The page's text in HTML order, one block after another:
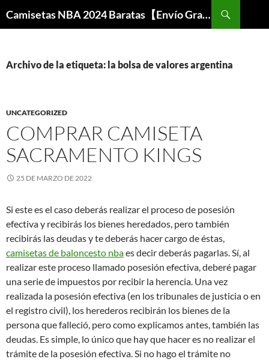
Camisetas NBA 2024 Baratas【Envío Gratis】
Archivo de la etiqueta: la bolsa de valores argentina
UNCATEGORIZED
COMPRAR CAMISETA
SACRAMENTO KINGS
25 DE MARZO DE 2022
Si este es el caso deberás realizar el proceso de posesión
efectiva y recibirás los bienes heredados, pero también
recibirás las deudas y te deberás hacer cargo de éstas,
camisetas de baloncesto nbaes decir deberás pagarlas. Sí, al
realizar este proceso llamado posesión efectiva, deberé pagar
una serie de impuestos por recibir la herencia. Una vez
realizada la posesión efectiva (en los tribunales de justicia o en
el registro civil), los herederos recibirán los bienes de la
persona que falleció, pero como explicamos antes, también las
deudas. Es simple, lo único que hay que hacer es no realizar el
trámite de la posesión efectiva. Si no hago el trámite no